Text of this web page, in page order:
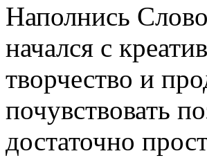
Наполнись
начался с
творчество и
почувствовать
достаточно